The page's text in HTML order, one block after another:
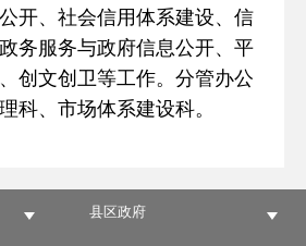
开、社会信用体系建设、信
务服务与政府信息公开、平
创文创卫等工作。分管办公
科、市场体系建设科。
县区政府